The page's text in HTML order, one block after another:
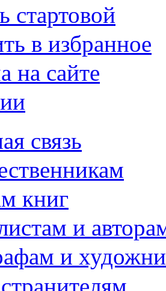
стартовой
в избранное
на сайте
связь
книг
и
и